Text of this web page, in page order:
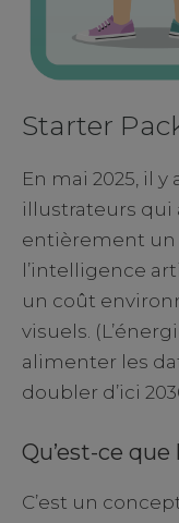
Starter
En mai 2025, il
illustrateurs qui
entièrement un
l’intelligence
un coût
visuels.
alimenter les
doubler d’ici
Qu’est-ce
C’est un